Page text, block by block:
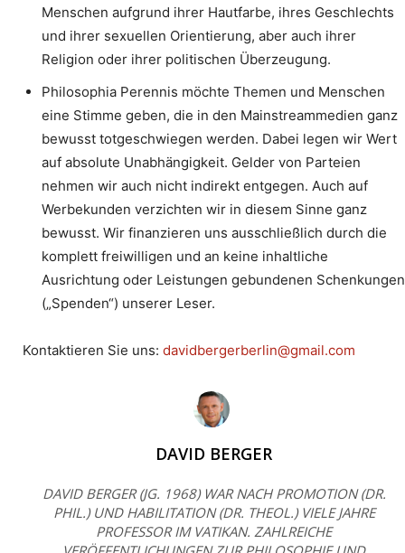
Menschen aufgrund ihrer Hautfarbe, ihres Geschlechts
und ihrer sexuellen Orientierung, aber auch ihrer
Religion oder ihrer politischen Überzeugung.
Philosophia Perennis möchte Themen und Menschen
eine Stimme geben, die in den Mainstreammedien ganz
bewusst totgeschwiegen werden. Dabei legen wir Wert
auf absolute Unabhängigkeit. Gelder von Parteien
nehmen wir auch nicht indirekt entgegen. Auch auf
Werbekunden verzichten wir in diesem Sinne ganz
bewusst. Wir finanzieren uns ausschließlich durch die
komplett freiwilligen und an keine inhaltliche
Ausrichtung oder Leistungen gebundenen Schenkungen
(„Spenden“) unserer Leser.
Kontaktieren Sie uns: davidbergerberlin@gmail.com
DAVID BERGER
DAVID BERGER (JG. 1968) WAR NACH PROMOTION (DR.
PHIL.) UND HABILITATION (DR. THEOL.) VIELE JAHRE
PROFESSOR IM VATIKAN. ZAHLREICHE